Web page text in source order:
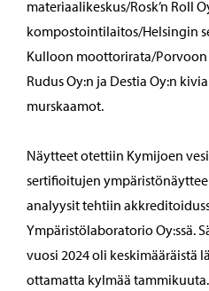
materiaalikeskus/Rosk’n Roll
kompostointilaitos/Helsingin
Kulloon moottorirata/
Rudus Oy:n ja Destia Oy:n
murskaamot.
Näytteet otettiin Kymijoen
sertifioitujen
analyysit tehtiin
Ympäristölaboratorio Oy:ssä.
vuosi 2024 oli keskimääräistä
ottamatta kylmää